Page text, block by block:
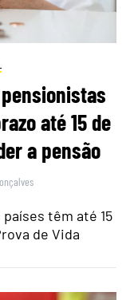
até 15 de
a pensão
têm até 15
de Vida